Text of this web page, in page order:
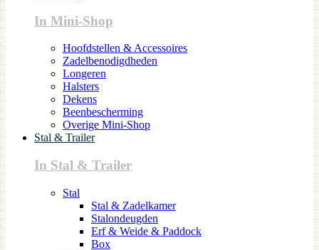
In Mini-Shop
Hoofdstellen & Accessoires
Zadelbenodigdheden
Longeren
Halsters
Dekens
Beenbescherming
Overige Mini-Shop
Stal & Trailer
In Stal & Trailer
Stal
Stal & Zadelkamer
Stalondeugden
Erf & Weide & Paddock
Box